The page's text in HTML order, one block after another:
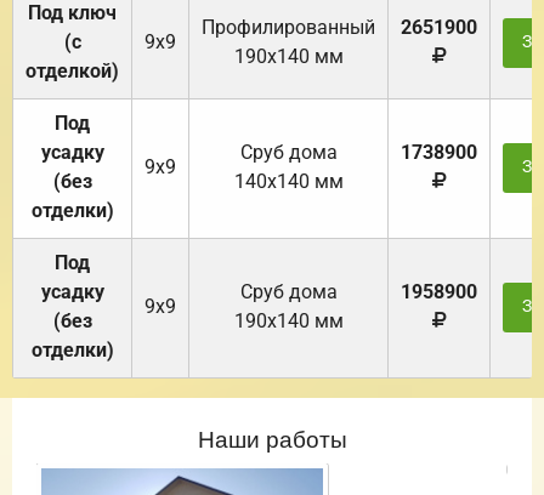
Под ключ
(с
отделкой)
9х9
Профилированный
190х140 мм
2651900
Под
усадку
(без
отделки)
9х9
Cруб дома
140х140 мм
1738900
Под
усадку
(без
отделки)
9х9
Cруб дома
190х140 мм
1958900
Наши работы